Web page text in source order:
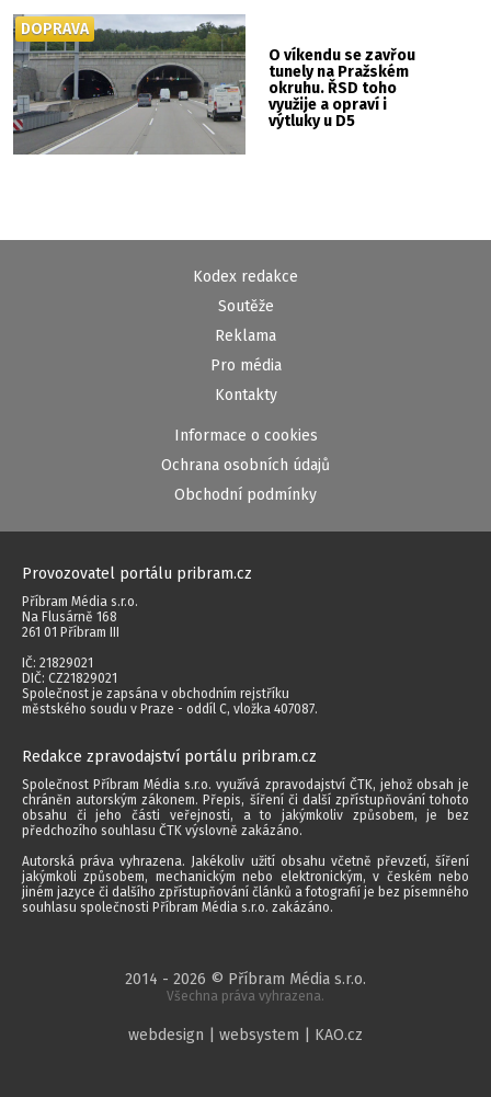
O víkendu se zavřou
tunely na Pražském
okruhu. ŘSD toho
využije a opraví i
výtluky u D5
DOPRAVA
Kodex redakce
Soutěže
Reklama
Pro média
Kontakty
Informace o cookies
Ochrana osobních údajů
Obchodní podmínky
Provozovatel portálu pribram.cz
Příbram Média s.r.o.
Na Flusárně 168
261 01 Příbram III
IČ: 21829021
DIČ: CZ21829021
Společnost je zapsána v obchodním rejstříku
městského soudu v Praze - oddíl C, vložka 407087.
Redakce zpravodajství portálu pribram.cz
Společnost Příbram Média s.r.o. využívá zpravodajství ČTK, jehož obsah je
chráněn autorským zákonem. Přepis, šíření či další zpřístupňování tohoto
obsahu či jeho části veřejnosti, a to jakýmkoliv způsobem, je bez
předchozího souhlasu ČTK výslovně zakázáno.
Autorská práva vyhrazena. Jakékoliv užití obsahu včetně převzetí, šíření
jakýmkoli způsobem, mechanickým nebo elektronickým, v českém nebo
jiném jazyce či dalšího zpřístupňování článků a fotografií je bez písemného
souhlasu společnosti Příbram Média s.r.o. zakázáno.
2014 - 2026 © Příbram Média s.r.o.
Všechna práva vyhrazena.
webdesign | websystem | KAO.cz